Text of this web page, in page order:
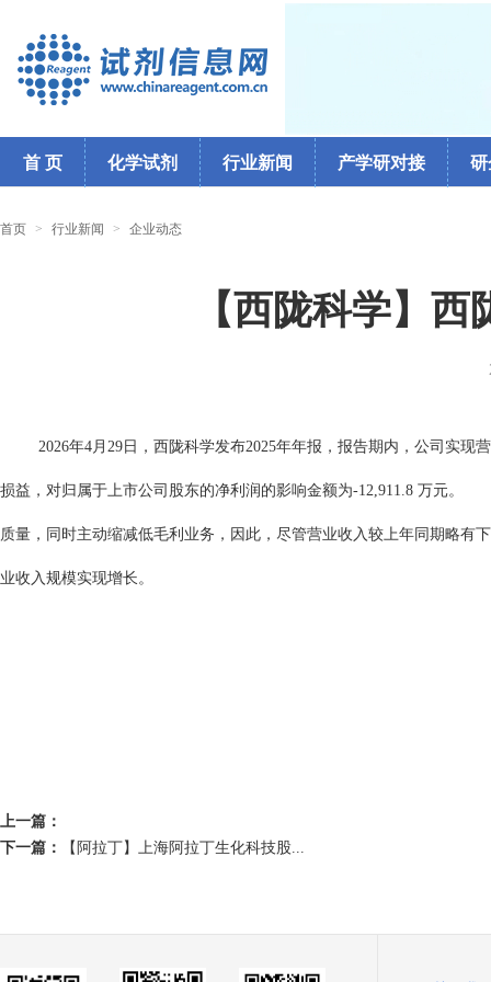
首 页 化学试剂 行业新闻 产学研对接 研
首页 > 行业新闻 > 企业动态
【西陇科学】
2026年4月29日，西陇科学发布2025年年报，报告期内，公司实现营
损益，对归属于上市公司股东的净利润的影响金额为-12,911.8 万元
质量，同时主动缩减低毛利业务，因此，尽管营业收入较上年同期略有
业收入规模实现增长。
上一篇：
下一篇：
【阿拉丁】上海阿拉丁生化科技股...